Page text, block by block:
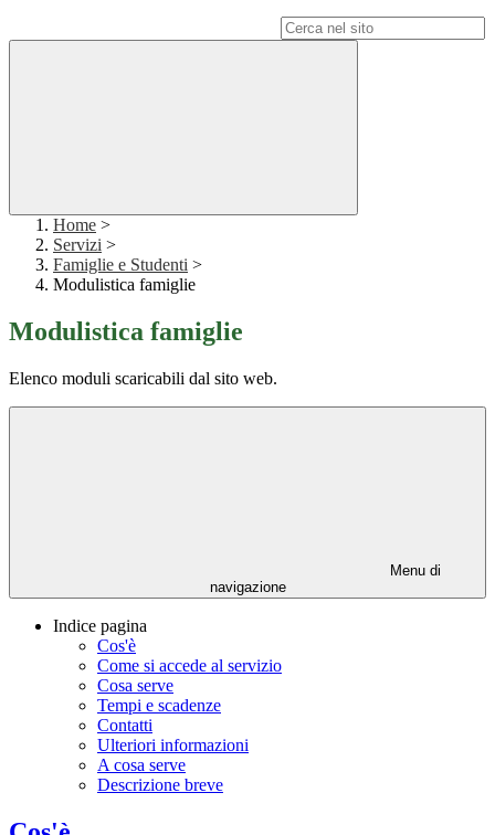
Home >
Servizi >
Famiglie e Studenti >
Modulistica famiglie
Modulistica famiglie
Elenco moduli scaricabili dal sito web.
Menu di
navigazione
Indice pagina
Cos'è
Come si accede al servizio
Cosa serve
Tempi e scadenze
Contatti
Ulteriori informazioni
A cosa serve
Descrizione breve